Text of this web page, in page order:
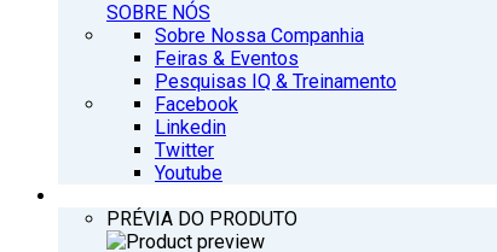
SOBRE NÓS
Sobre Nossa Companhia
Feiras & Eventos
Pesquisas IQ & Treinamento
Facebook
Linkedin
Twitter
Youtube
PRÉVIA DO PRODUTO